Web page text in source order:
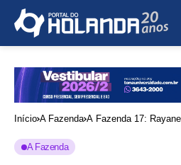
Início A Fazenda A Fazenda 17:
A Fazenda